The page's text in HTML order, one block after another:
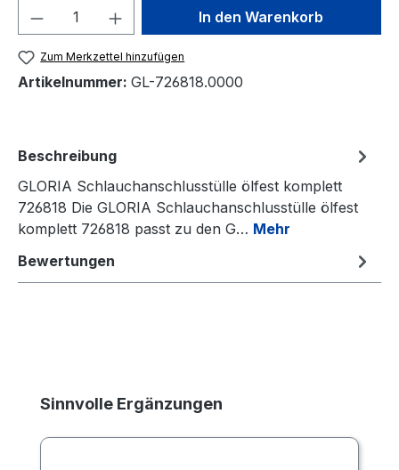
Produkt Anzahl: Gib denIn den Warenkorb
Zum Merkzettel hinzufügen
Artikelnummer: GL-726818.0000
Beschreibung
GLORIA Schlauchanschlusstülle ölfest komplett
726818 Die GLORIA Schlauchanschlusstülle ölfest
komplett 726818 passt zu den G… Mehr
Bewertungen
Produktgalerie überspringen
Sinnvolle Ergänzungen